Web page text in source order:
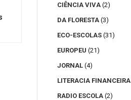
CIÊNCIA VIVA (2)
DA FLORESTA (3)
ECO-ESCOLAS (31)
EUROPEU (21)
JORNAL (4)
LITERACIA FINANCEIRA
RADIO ESCOLA (2)